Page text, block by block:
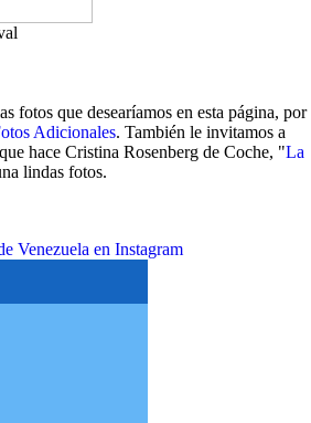
fotos que desearíamos en esta página, por
Adicionales. También le invitamos a
hace Cristina Rosenberg de Coche, "La
lindas fotos.
Venezuela en Instagram